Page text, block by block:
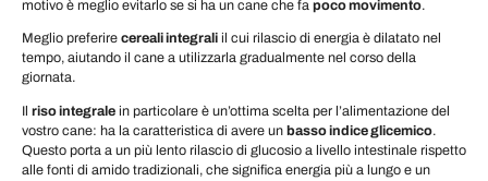
motivo è meglio evitarlo se si ha un cane che fa poco movimento.
Meglio preferire cereali integrali il cui rilascio di energia è dilatato nel
tempo, aiutando il cane a utilizzarla gradualmente nel corso della
giornata.
Il riso integrale in particolare è un’ottima scelta per l’alimentazione del
vostro cane: ha la caratteristica di avere un basso indice glicemico.
Questo porta a un più lento rilascio di glucosio a livello intestinale rispetto
alle fonti di amido tradizionali, che significa energia più a lungo e un